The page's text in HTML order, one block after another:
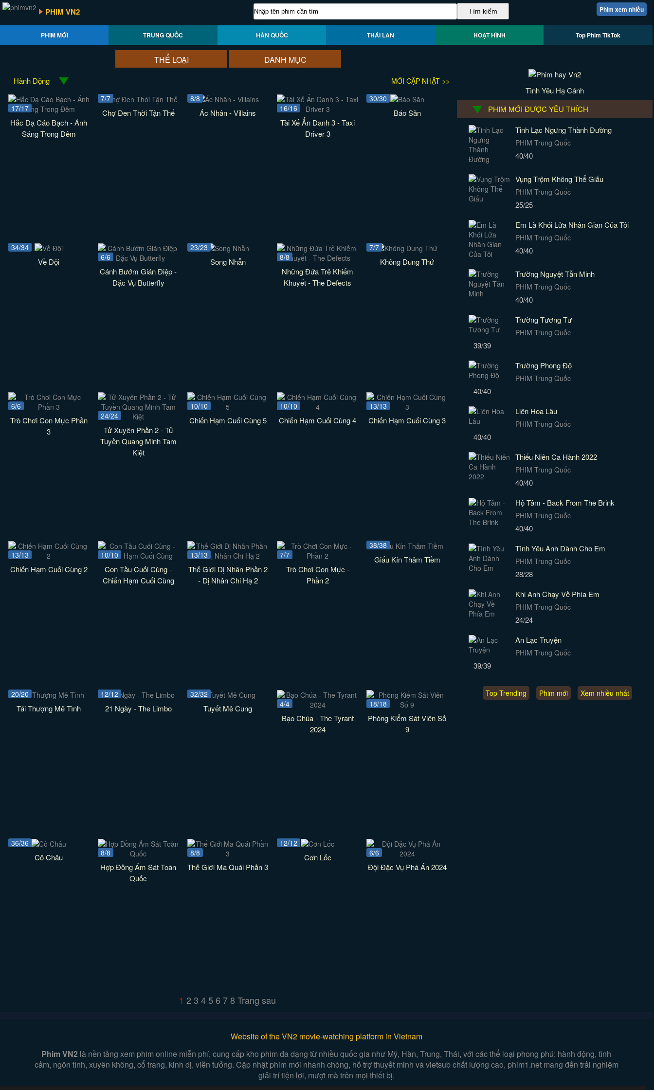
Phim xem nhiều
PHIM VN2
PHIM MỚI TRUNG QUỐC HÀN QUỐC THÁI LAN HOẠT HÌNH Top Phim TikTok
THỂ LOẠI DANH MỤC
Hành Động MỚI CẬP NHẬT >>
17/17
Hắc Dạ Cáo Bạch - Ánh
Sáng Trong Đêm
7/7
Chợ Đen Thời Tận Thế
8/8
Ác Nhân - Villains 16/16
Tài Xế Ẩn Danh 3 - Taxi
Driver 3
30/30
Báo Săn
34/34
Về Đội 6/6
Cánh Bướm Gián Điệp -
Đặc Vụ Butterfly
23/23
Song Nhẫn 8/8
Những Đứa Trẻ Khiếm
Khuyết - The Defects
7/7
Không Dung Thứ
6/6
Trò Chơi Con Mực Phần
3
24/24
Tử Xuyên Phần 2 - Tử
Tuyền Quang Minh Tam
Kiệt
10/10
Chiến Hạm Cuối Cùng 5
10/10
Chiến Hạm Cuối Cùng 4
13/13
Chiến Hạm Cuối Cùng 3
13/13
Chiến Hạm Cuối Cùng 2
10/10
Con Tầu Cuối Cùng -
Chiến Hạm Cuối Cùng
13/13
Thế Giới Dị Nhân Phần 2
- Dị Nhân Chi Hạ 2
7/7
Trò Chơi Con Mực -
Phần 2
38/38
Giấu Kín Thâm Tiềm
20/20
Tái Thượng Mê Tình
12/12
21 Ngày - The Limbo
32/32
Tuyết Mê Cung 4/4
Bạo Chúa - The Tyrant
2024
18/18
Phòng Kiểm Sát Viên Số
9
36/36
Cô Châu 8/8
Hợp Đồng Ám Sát Toàn
Quốc
8/8
Thế Giới Ma Quái Phần 3
12/12
Cơn Lốc 6/6
Đội Đặc Vụ Phá Án 2024
1 2 3 4 5 6 7 8 Trang sau
Tình Yêu Hạ Cánh
PHIM MỚI ĐƯỢC YÊU THÍCH
Tinh Lạc Ngưng Thành Đường
PHIM Trung Quốc
40/40
Vụng Trộm Không Thể Giấu
PHIM Trung Quốc
25/25
Em Là Khói Lửa Nhân Gian Của Tôi
PHIM Trung Quốc
40/40
Trường Nguyệt Tẫn Minh
PHIM Trung Quốc
40/40
Trường Tương Tư
PHIM Trung Quốc
39/39
Trường Phong Độ
PHIM Trung Quốc
40/40
Liên Hoa Lâu
PHIM Trung Quốc
40/40
Thiếu Niên Ca Hành 2022
PHIM Trung Quốc
40/40
Hộ Tâm - Back From The Brink
PHIM Trung Quốc
40/40
Tình Yêu Anh Dành Cho Em
PHIM Trung Quốc
28/28
Khi Anh Chạy Về Phía Em
PHIM Trung Quốc
24/24
An Lạc Truyện
PHIM Trung Quốc
39/39
Top Trending Phim mới Xem nhiều nhất
Website of the VN2 movie-watching platform in Vietnam
Phim VN2 là nền tảng xem phim online miễn phí, cung cấp kho phim đa dạng từ nhiều quốc gia như Mỹ, Hàn, Trung, Thái, với các thể loại phong phú: hành động, tình
cảm, ngôn tình, xuyên không, cổ trang, kinh dị, viễn tưởng. Cập nhật phim mới nhanh chóng, hỗ trợ thuyết minh và vietsub chất lượng cao, phim1.net mang đến trải nghiệm
giải trí tiện lợi, mượt mà trên mọi thiết bị.